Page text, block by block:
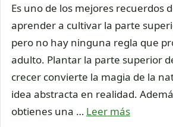
Es uno de los mejores recuerdos
aprender a cultivar la parte
pero no hay ninguna regla que
adulto. Plantar la parte superior
crecer convierte la magia de la
idea abstracta en realidad.
obtienes una … Leer más